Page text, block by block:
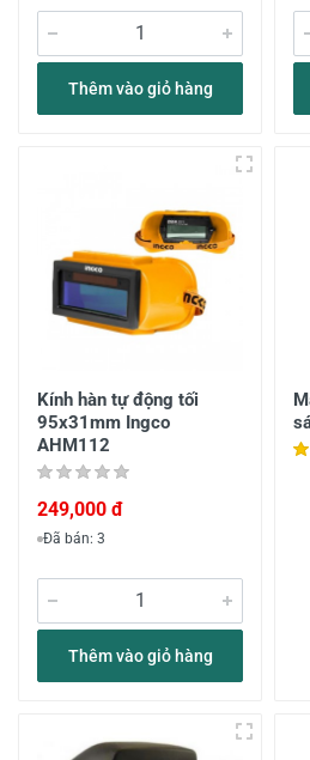
Thêm vào giỏ hàng
Kính hàn tự động tối
95x31mm Ingco
AHM112
249,000 đ
Đã bán: 3
Thêm vào giỏ hàng